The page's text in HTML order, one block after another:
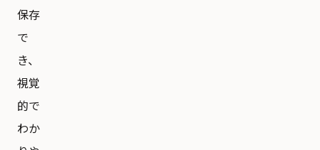
保存
で
き、
視覚
的で
わか